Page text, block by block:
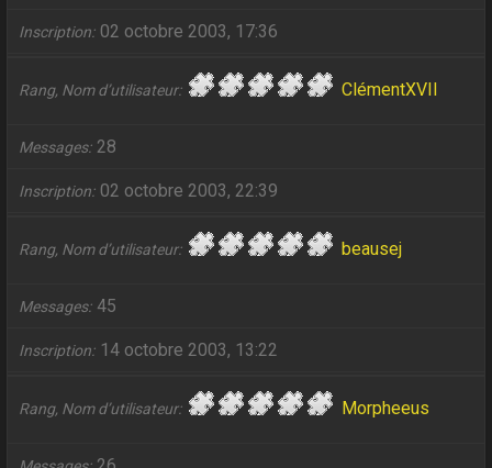
Inscription 02 octobre 2003, 17:36
Rang, Nom d’utilisateur ClémentXVII
Messages 28
Inscription 02 octobre 2003, 22:39
Rang, Nom d’utilisateur beausej
Messages 45
Inscription 14 octobre 2003, 13:22
Rang, Nom d’utilisateur Morpheeus